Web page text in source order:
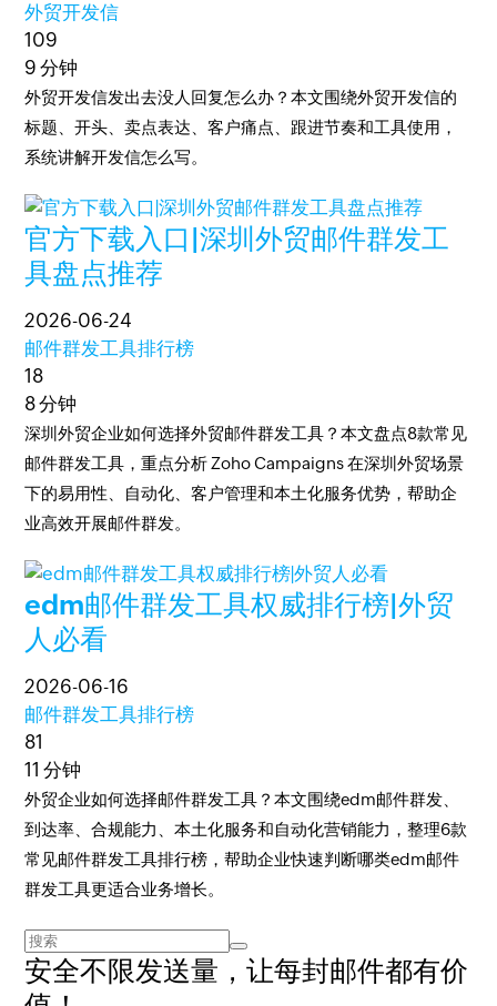
外贸开发信
109
9 分钟
外贸开发信发出去没人回复怎么办？本文围绕外贸开发信的
标题、开头、卖点表达、客户痛点、跟进节奏和工具使用，
系统讲解开发信怎么写。
官方下载入口|深圳外贸邮件群发工
具盘点推荐
2026-06-24
邮件群发工具排行榜
18
8 分钟
深圳外贸企业如何选择外贸邮件群发工具？本文盘点8款常见
邮件群发工具，重点分析 Zoho Campaigns 在深圳外贸场景
下的易用性、自动化、客户管理和本土化服务优势，帮助企
业高效开展邮件群发。
edm邮件群发工具权威排行榜|外贸
人必看
2026-06-16
邮件群发工具排行榜
81
11 分钟
外贸企业如何选择邮件群发工具？本文围绕edm邮件群发、
到达率、合规能力、本土化服务和自动化营销能力，整理6款
常见邮件群发工具排行榜，帮助企业快速判断哪类edm邮件
群发工具更适合业务增长。
安全不限发送量，让每封邮件都有价